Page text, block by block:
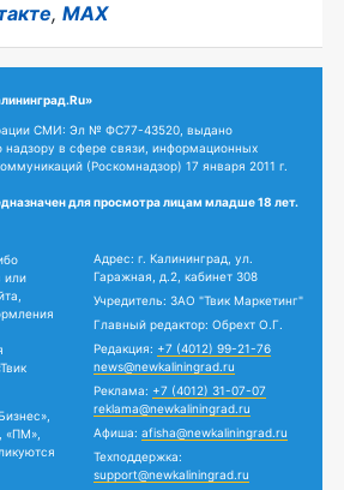
, MAX
СМИ: Эл № ФС77-43520, выдано
в сфере связи, информационных
(Роскомнадзор) 17 января 2011 г.
для просмотра лицам младше 18 лет.
или
«ПМ»,
Адрес: г. Калининград, ул.
Гаражная, д.2, кабинет 308
Учредитель: ЗАО "Твик Маркетинг"
Главный редактор: Обрехт О.Г.
Редакция: +7 (4012) 99-21-76
news@newkaliningrad.ru
Реклама: +7 (4012) 31-07-07
reklama@newkaliningrad.ru
Афиша: afisha@newkaliningrad.ru
Техподдержка:
support@newkaliningrad.ru